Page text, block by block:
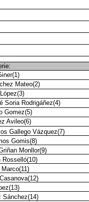
Mateo(2)
Soria Rodrigáñez(4)
Gomez(5)
Avileo(6)
Gallego Vázquez(7)
Gomis(8)
Monllor(9)
Rosselló(10)
Sánchez(14)